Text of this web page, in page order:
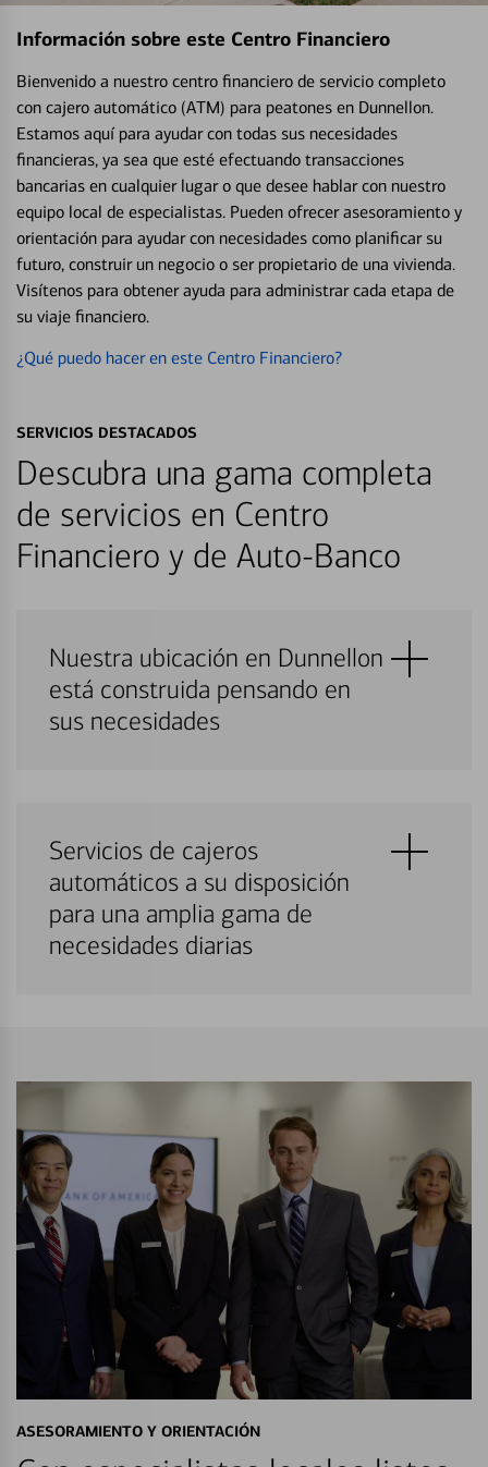
Información sobre este Centro Financiero
Bienvenido a nuestro centro financiero de servicio completo
con cajero automático (ATM) para peatones en Dunnellon.
Estamos aquí para ayudar con todas sus necesidades
financieras, ya sea que esté efectuando transacciones
bancarias en cualquier lugar o que desee hablar con nuestro
equipo local de especialistas. Pueden ofrecer asesoramiento y
orientación para ayudar con necesidades como planificar su
futuro, construir un negocio o ser propietario de una vivienda.
Visítenos para obtener ayuda para administrar cada etapa de
su viaje financiero.
¿Qué puedo hacer en este Centro Financiero?
SERVICIOS DESTACADOS
Descubra una gama completa
de servicios en Centro
Financiero y de Auto-Banco
Nuestra ubicación en Dunnellon
está construida pensando en
sus necesidades
Servicios de cajeros
automáticos a su disposición
para una amplia gama de
necesidades diarias
ASESORAMIENTO Y ORIENTACIÓN